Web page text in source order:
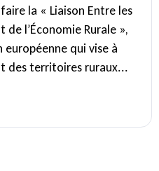
la « Liaison Entre les
l’Économie Rurale »,
européenne qui vise à
des territoires ruraux...